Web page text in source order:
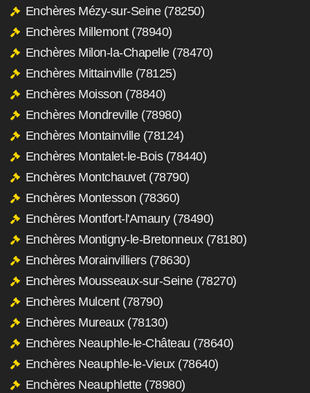
Enchères Mézy-sur-Seine (78250)
Enchères Millemont (78940)
Enchères Milon-la-Chapelle (78470)
Enchères Mittainville (78125)
Enchères Moisson (78840)
Enchères Mondreville (78980)
Enchères Montainville (78124)
Enchères Montalet-le-Bois (78440)
Enchères Montchauvet (78790)
Enchères Montesson (78360)
Enchères Montfort-l'Amaury (78490)
Enchères Montigny-le-Bretonneux (78180)
Enchères Morainvilliers (78630)
Enchères Mousseaux-sur-Seine (78270)
Enchères Mulcent (78790)
Enchères Mureaux (78130)
Enchères Neauphle-le-Château (78640)
Enchères Neauphle-le-Vieux (78640)
Enchères Neauphlette (78980)